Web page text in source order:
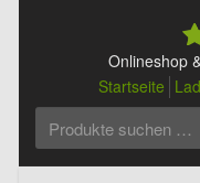
Onlineshop
Startseite